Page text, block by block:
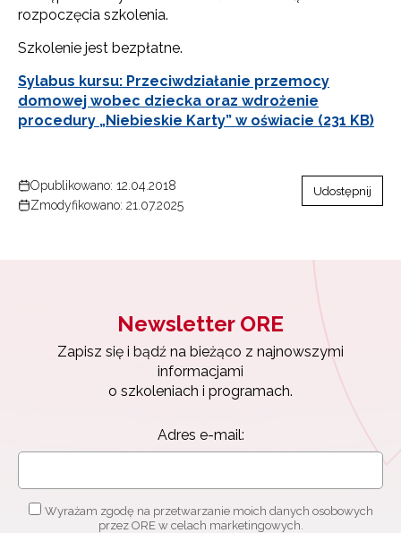
rozpoczęcia szkolenia.
Szkolenie jest bezpłatne.
Sylabus kursu: Przeciwdziałanie przemocy
domowej wobec dziecka oraz wdrożenie
procedury „Niebieskie Karty” w oświacie (231 KB)
Opublikowano: 12.04.2018
Zmodyfikowano: 21.07.2025
Udostępnij
Newsletter ORE
Zapisz się i bądź na bieżąco z najnowszymi
informacjami
o szkoleniach i programach.
Adres e-mail:
Wyrażam zgodę na przetwarzanie moich danych osobowych
przez ORE w celach marketingowych.
Zapisz się i bądź na bieżąco z najnowszymi
informacjami
Wyrażam zgodę na przetwarzanie moich danych
Zapisuję się